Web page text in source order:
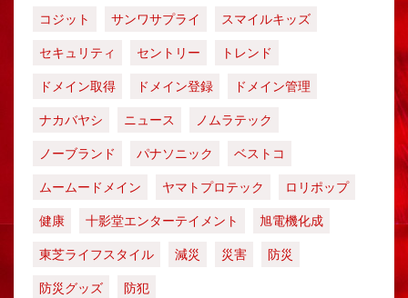
コジット
サンワサプライ
スマイルキッズ
セキュリティ
セントリー
トレンド
ドメイン取得
ドメイン登録
ドメイン管理
ナカバヤシ
ニュース
ノムラテック
ノーブランド
パナソニック
ベストコ
ムームードメイン
ヤマトプロテック
ロリポップ
健康
十影堂エンターテイメント
旭電機化成
東芝ライフスタイル
減災 災害
防災
防災グッズ
防犯